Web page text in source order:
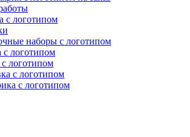
с логотипом
наборы с логотипом
с логотипом
логотипом
с логотипом
с логотипом